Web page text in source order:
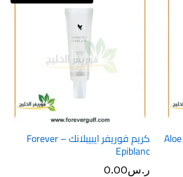
كريم فوريفر ايبيبلانك – Forever
Epiblanc
ر.س0.00